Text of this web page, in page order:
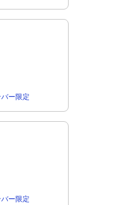
ー限定
ー限定